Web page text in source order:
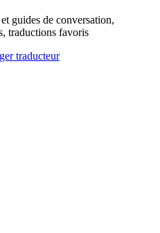
guides de conversation,
traductions favoris